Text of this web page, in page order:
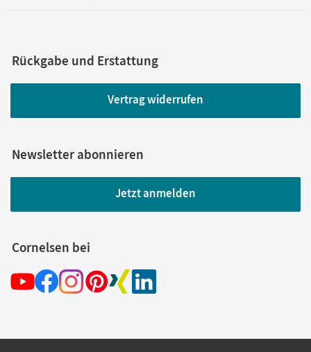
Rückgabe und Erstattung
Vertrag widerrufen
Newsletter abonnieren
Jetzt anmelden
Cornelsen bei